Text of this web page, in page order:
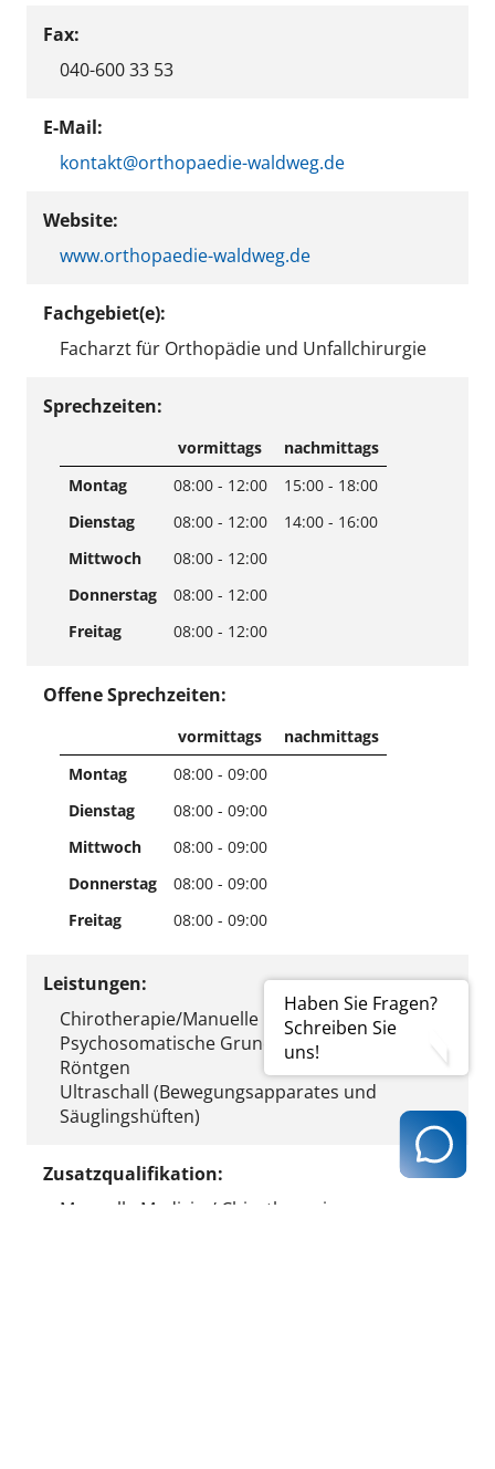
Haben Sie Fragen?
Schreiben Sie
uns!
Fax:
040-600 33 53
E-Mail:
kontakt@orthopaedie-waldweg.de
Website:
www.orthopaedie-waldweg.de
Fachgebiet(e):
Facharzt für Orthopädie und Unfallchirurgie
Sprechzeiten:
vormittags
nachmittags
Montag
08:00 - 12:00
15:00 - 18:00
Dienstag
08:00 - 12:00
14:00 - 16:00
Mittwoch
08:00 - 12:00
Donnerstag
08:00 - 12:00
Freitag
08:00 - 12:00
Offene Sprechzeiten:
vormittags
nachmittags
Montag
08:00 - 09:00
Dienstag
08:00 - 09:00
Mittwoch
08:00 - 09:00
Donnerstag
08:00 - 09:00
Freitag
08:00 - 09:00
Leistungen:
Chirotherapie/Manuelle Medizin
Psychosomatische Grundversorgung
Röntgen
Ultraschall (Bewegungsapparates und
Säuglingshüften)
Zusatzqualifikation:
Manuelle Medizin / Chirotherapie